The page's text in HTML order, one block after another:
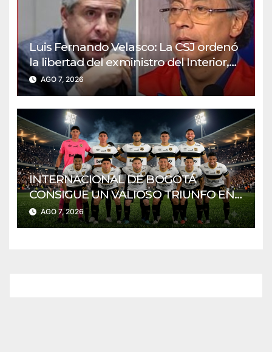
Luis Fernando Velasco: La CSJ ordenó
la libertad del exministro del Interior,
así reaccionó Petro
AGO 7, 2026
INTERNACIONAL DE BOGOTÁ
CONSIGUE UN VALIOSO TRIUNFO EN
CASA
AGO 7, 2026